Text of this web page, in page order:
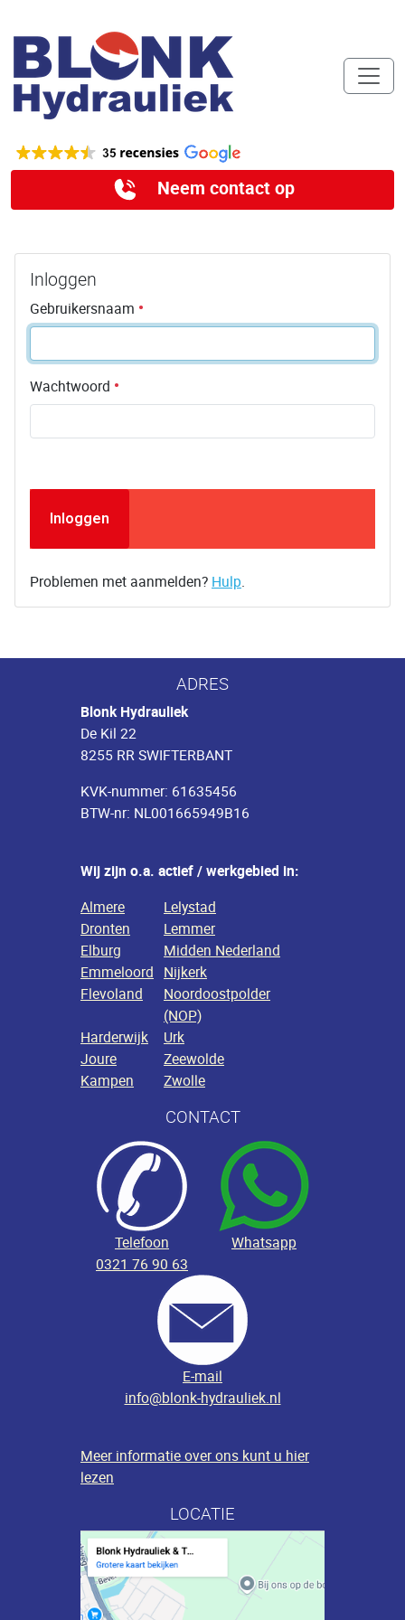
Neem contact op
Inloggen
Gebruikersnaam
Wachtwoord
Inloggen
Problemen met aanmelden? Hulp.
ADRES
Blonk Hydrauliek
De Kil 22
8255 RR SWIFTERBANT
KVK-nummer: 61635456
BTW-nr: NL001665949B16
Wij zijn o.a. actief / werkgebied in:
Almere
Lelystad
Dronten
Lemmer
Elburg
Midden Nederland
Emmeloord Nijkerk
Flevoland
Noordoostpolder
(NOP)
Harderwijk
Urk
Joure
Zeewolde
Kampen
Zwolle
CONTACT
Telefoon
Whatsapp
0321 76 90 63
E-mail
info@blonk-hydrauliek.nl
Meer informatie over ons kunt u hier
lezen
LOCATIE